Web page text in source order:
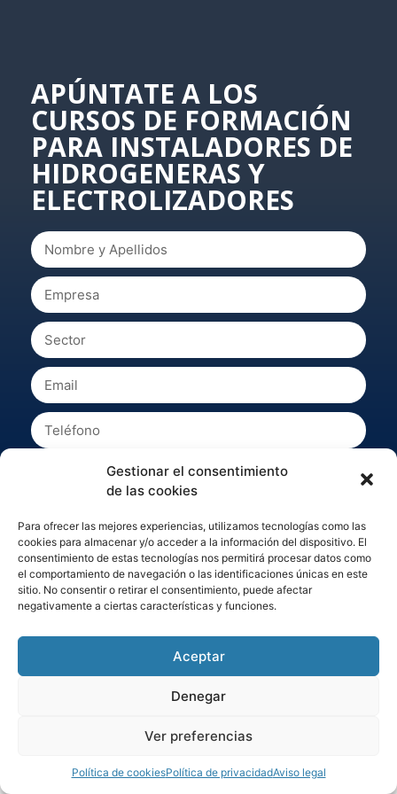
Gestionar el consentimiento
de las cookies
Para ofrecer las mejores experiencias, utilizamos tecnologías como las
cookies para almacenar y/o acceder a la información del dispositivo. El
consentimiento de estas tecnologías nos permitirá procesar datos como
el comportamiento de navegación o las identificaciones únicas en este
sitio. No consentir o retirar el consentimiento, puede afectar
negativamente a ciertas características y funciones.
Aceptar
Denegar
Ver preferencias
Política de cookiesPolítica de privacidadAviso legal
APÚNTATE A LOS
CURSOS DE FORMACIÓN
PARA INSTALADORES DE
HIDROGENERAS Y
ELECTROLIZADORES
He leído y acepto lapolítica de privacidad